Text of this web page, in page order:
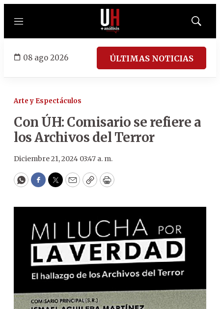
Menú
Mostrar
08 ago 2026 ÚLTIMAS NOTICIAS
Arte y Espectáculos
Con ÚH: Comisario se refiere a
los Archivos del Terror
Diciembre 21, 2024 03:47 a. m.
WhatsApp
Facebook
Twitter
EmailCopyPrint